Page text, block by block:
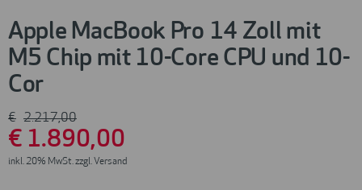
Apple MacBook Pro 14 Zoll mit
M5 Chip mit 10-Core CPU und 10-
Cor
€ 2.217,00
€ 1.890,00
inkl. 20% MwSt. zzgl. Versand